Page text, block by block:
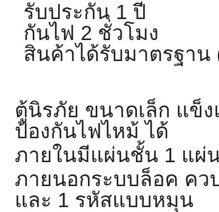
รับประกัน 1 ปี
กันไฟ 2 ชั่วโมง
สินค้าได้รับมาตรฐา
ตู้นิรภัย ขนาดเล็ก แข็
ป้องกันไฟไหม้ ได้
ภายในมีแผ่นชั้น 1 แผ่
ภายนอกระบบล็อค คว
และ 1 รหัสแบบหมุน